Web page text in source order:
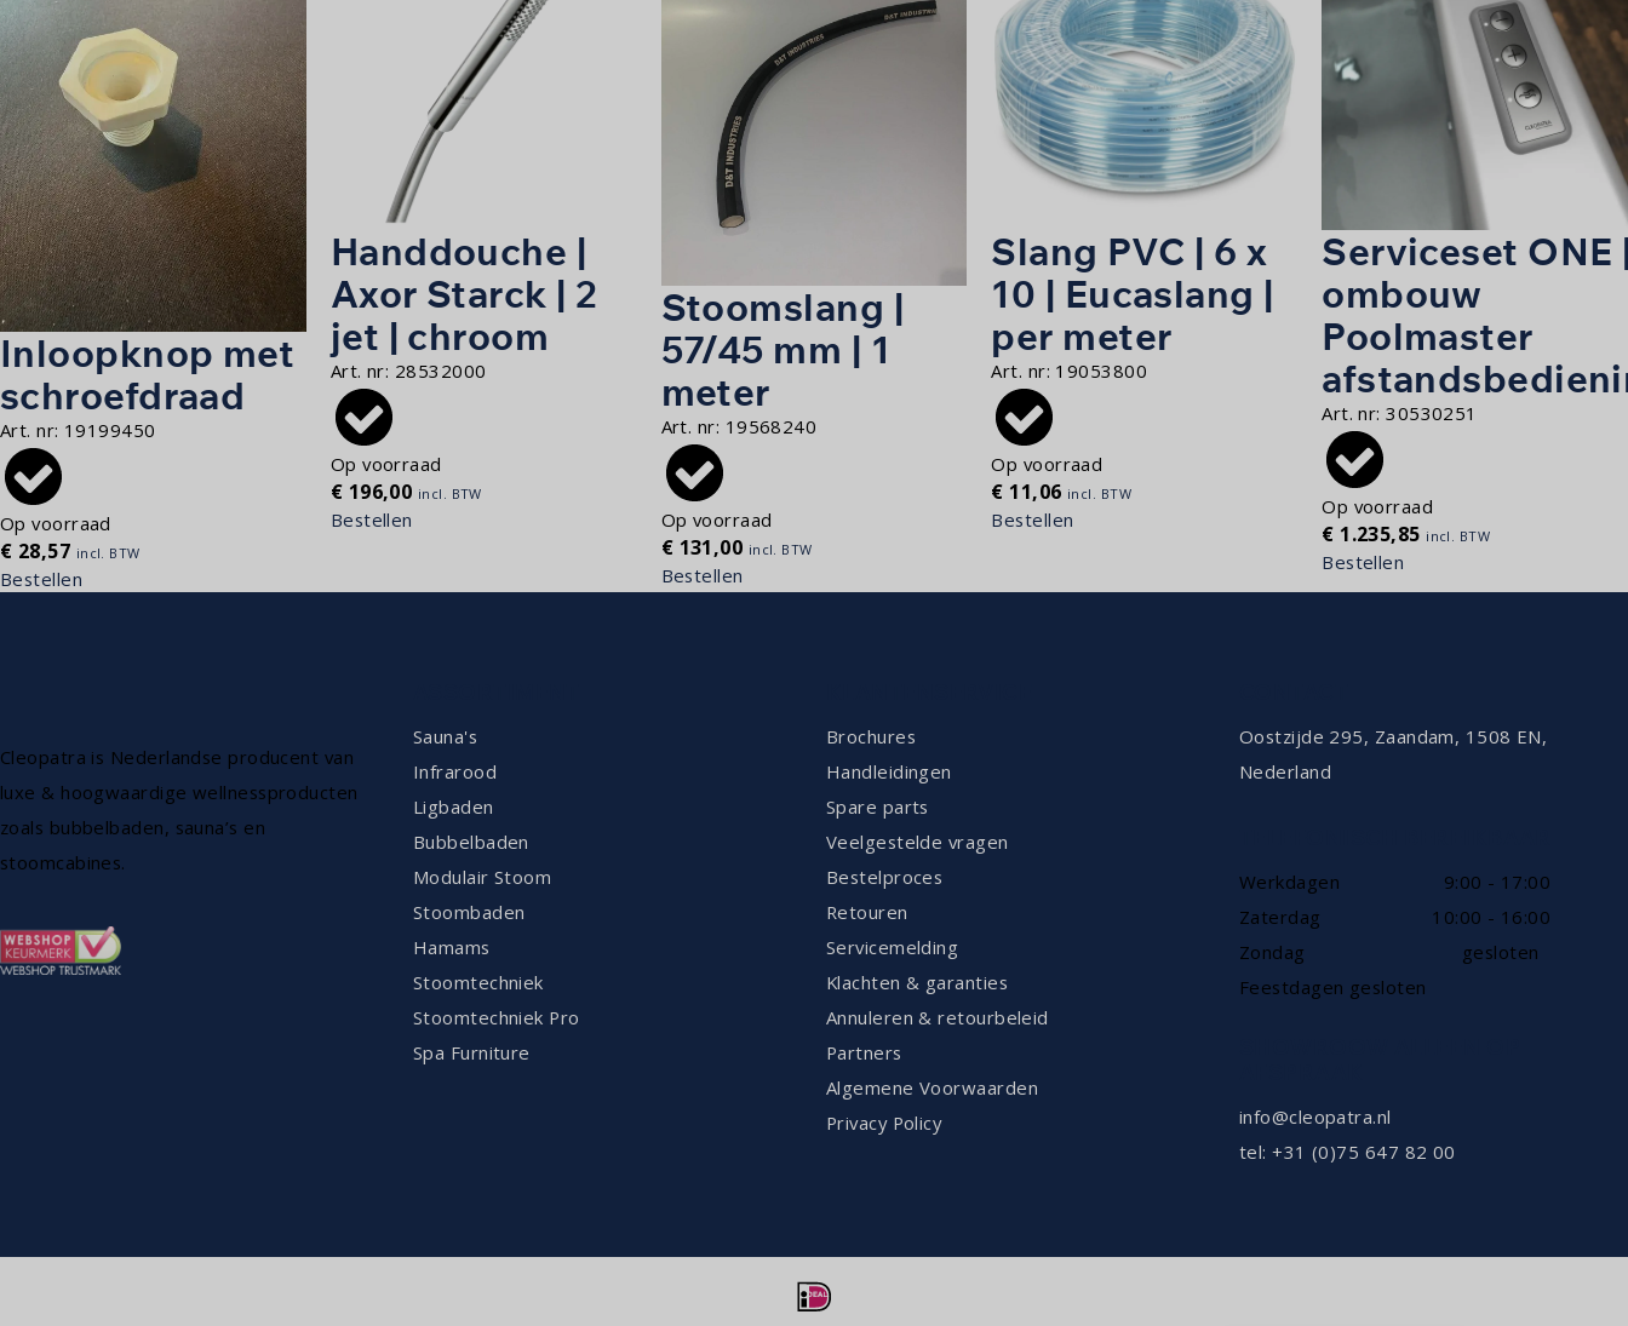
Inloopknop met
schroefdraad
Art. nr: 19199450
Op voorraad
€ 28,57 incl. BTW
Bestellen
Handdouche |
Axor Starck | 2
jet | chroom
Art. nr: 28532000
Op voorraad
€ 196,00 incl. BTW
Bestellen
Stoomslang |
57/45 mm | 1
meter
Art. nr: 19568240
Op voorraad
€ 131,00 incl. BTW
Bestellen
Slang PVC | 6 x
10 | Eucaslang |
per meter
Art. nr: 19053800
Op voorraad
€ 11,06 incl. BTW
Bestellen
Serviceset ONE
ombouw
Poolmaster
Art. nr:30530251
Op voorraad
€ 1.235,85 incl. BTW
Bestellen
Cleopatra is Nederlandse producent van
luxe & hoogwaardige wellnessproducten
zoals bubbelbaden, sauna’s en
stoomcabines.
Sauna's
Infrarood
Ligbaden
Bubbelbaden
Modulair Stoom
Stoombaden
Hamams
Stoomtechniek
Stoomtechniek Pro
Spa Furniture
Brochures
Handleidingen
Spare parts
Veelgestelde vragen
Bestelproces
Retouren
Servicemelding
Klachten & garanties
Annuleren & retourbeleid
Partners
Algemene Voorwaarden
Privacy Policy
Oostzijde 295, Zaandam, 1508 EN,
Nederland
Werkdagen
9:00 - 17:00
Zaterdag
10:00 - 16:00
Zondag
gesloten
Feestdagen gesloten
info@cleopatra.nl
tel: +31 (0)75 647 82 00